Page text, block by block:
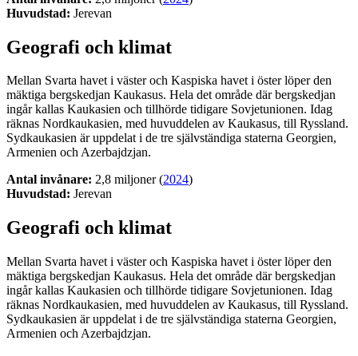
Huvudstad: Jerevan
Geografi och klimat
Mellan Svarta havet i väster och Kaspiska havet i öster löper den
mäktiga bergskedjan Kaukasus. Hela det område där bergskedjan
ingår kallas Kaukasien och tillhörde tidigare Sovjetunionen. Idag
räknas Nordkaukasien, med huvuddelen av Kaukasus, till Ryssland.
Sydkaukasien är uppdelat i de tre självständiga staterna Georgien,
Armenien och Azerbajdzjan.
Antal invånare: 2,8 miljoner (2024)
Huvudstad: Jerevan
Geografi och klimat
Mellan Svarta havet i väster och Kaspiska havet i öster löper den
mäktiga bergskedjan Kaukasus. Hela det område där bergskedjan
ingår kallas Kaukasien och tillhörde tidigare Sovjetunionen. Idag
räknas Nordkaukasien, med huvuddelen av Kaukasus, till Ryssland.
Sydkaukasien är uppdelat i de tre självständiga staterna Georgien,
Armenien och Azerbajdzjan.